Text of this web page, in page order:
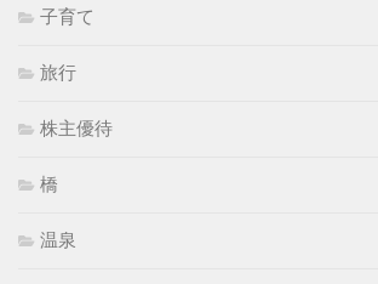
子育て
旅行
株主優待
橋
温泉